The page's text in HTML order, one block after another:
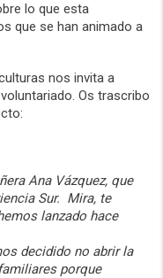
lo que esta
que se han animado a
nos invita a
Os trascribo
Ana Vázquez, que
Sur. Mira, te
lanzado hace
decidido no abrir la
porque